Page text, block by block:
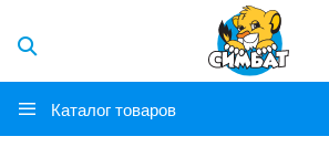
Каталог товаров